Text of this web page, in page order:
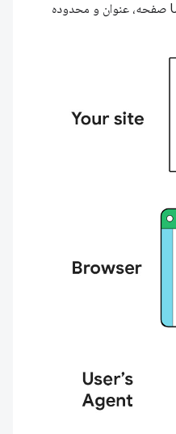
WebMCP کاربر، به همراه URL صفحه، عنوان و محدوده